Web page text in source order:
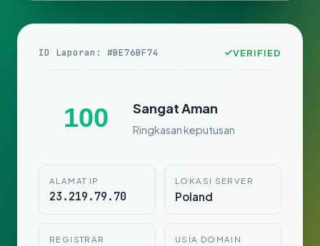
ID Laporan: #BE76BF74 VERIFIED
100 Sangat Aman
Ringkasan keputusan
ALAMAT IP
23.219.79.70
LOKASI SERVER
Poland
REGISTRAR USIA DOMAIN